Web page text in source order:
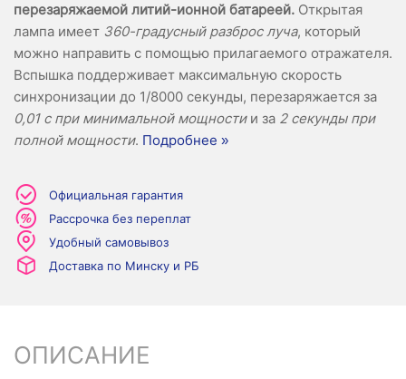
перезаряжаемой литий-ионной батареей. Открытая
лампа имеет 360-градусный разброс луча, который
можно направить с помощью прилагаемого отражателя.
Вспышка поддерживает максимальную скорость
синхронизации до 1/8000 секунды, перезаряжается за
0,01 с при минимальной мощностии за 2 секунды при
полной мощности. Подробнее »
Официальная гарантия
Рассрочка без переплат
Удобный самовывоз
Доставка по Минску и РБ
ОПИСАНИЕ